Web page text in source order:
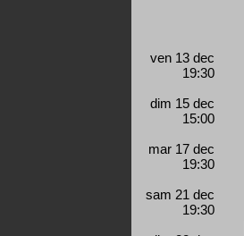
ven 13 dec
19:30
dim 15 dec
15:00
mar 17 dec
19:30
sam 21 dec
19:30